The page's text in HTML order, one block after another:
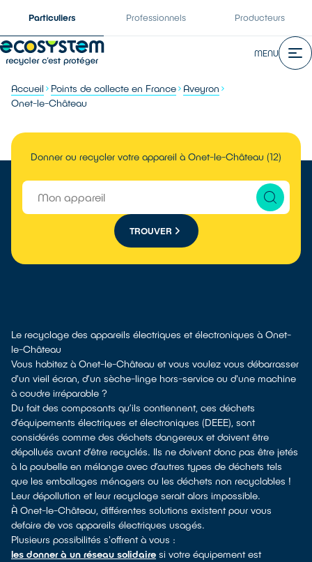
Particuliers Professionnels Producteurs
MENU
Accueil Points de collecte en France
Aveyron
Onet-le-Château
Donner ou recycler votre appareil à Onet-le-Château (12)
TROUVER
Le recyclage des appareils électriques et électroniques à Onet-
le-Château
Vous habitez à Onet-le-Château et vous voulez vous débarrasser
d'un vieil écran, d’un sèche-linge hors-service ou d'une machine
à coudre irréparable ?
Du fait des composants qu’ils contiennent, ces déchets
d’équipements électriques et électroniques (DEEE), sont
considérés comme des déchets dangereux et doivent être
dépollués avant d’être recyclés. Ils ne doivent donc pas être jetés
à la poubelle en mélange avec d’autres types de déchets tels
que les emballages ménagers ou les déchets non recyclables !
Leur dépollution et leur recyclage serait alors impossible.
À Onet-le-Château, différentes solutions existent pour vous
defaire de vos appareils électriques usagés.
Plusieurs possibilités s'offrent à vous :
les donner à un réseau solidaire si votre équipement est